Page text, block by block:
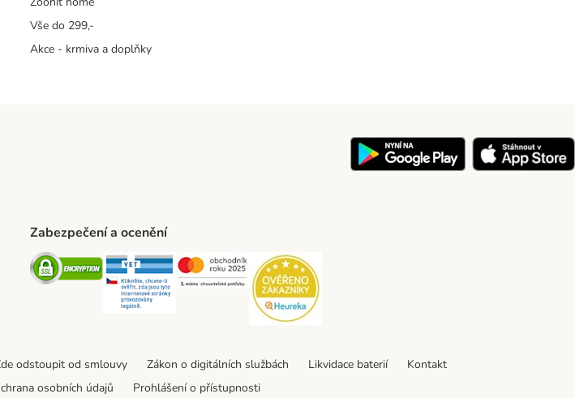
Vše do 299,-
Akce - krmiva a doplňky
Zabezpečení a ocenění
Security Security Security
odstoupit od smlouvy Zákon o digitálních službách Likvidace baterií
Kontakt
osobních údajů Prohlášení o přístupnosti